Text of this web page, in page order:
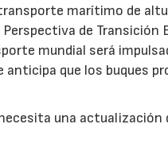
marítimo de
de
mundial será
anticipa que los buques
una